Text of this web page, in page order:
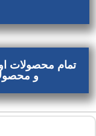
تمام محصولات
و